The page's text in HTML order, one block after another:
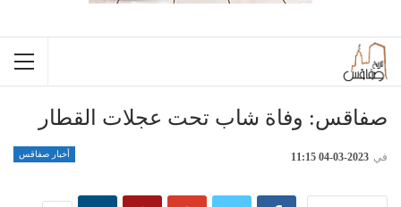
صفاقس: وفاة شاب تحت عجلات القطار
أخبار صفاقس في 2023-03-04 11:15